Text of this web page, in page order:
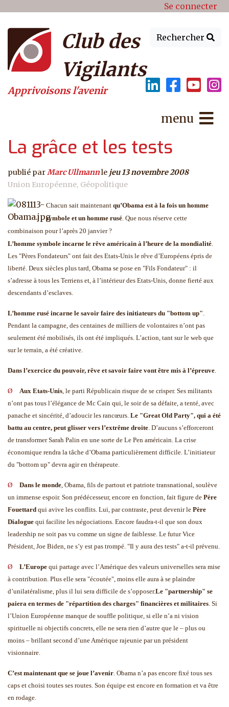
Menu du compte de Se connecter
Rechercher
Club des
Vigilants
Apprivoisons l'avenir
menu
La grâce et les tests
publié parMarc Ullmannle jeu 13 novembre 2008
Union Européenne Géopolitique
Chacun sait maintenant qu’Obama est à la fois un homme
symbole et un homme rusé. Que nous réserve cette
combinaison pour l’après 20 janvier ?
L’homme symbole incarne le rêve américain à l’heure de la mondialité.
Les "Pères Fondateurs" ont fait des Etats-Unis le rêve d’Européens épris de
liberté. Deux siècles plus tard, Obama se pose en "Fils Fondateur" : il
s’adresse à tous les Terriens et, à l’intérieur des Etats-Unis, donne fierté aux
descendants d’esclaves.
L’homme rusé incarne le savoir faire des initiateurs du "bottom up".
Pendant la campagne, des centaines de milliers de volontaires n’ont pas
seulement été mobilisés, ils ont été impliqués. L’action, tant sur le web que
sur le terrain, a été créative.
Dans l’exercice du pouvoir, rêve et savoir faire vont être mis à l’épreuve.
Ø Aux Etats-Unis, le parti Républicain risque de se crisper. Ses militants
n’ont pas tous l’élégance de Mc Cain qui, le soir de sa défaite, a tenté, avec
panache et sincérité, d’adoucir les rancœurs. Le "Great Old Party", qui a été
battu au centre, peut glisser vers l’extrême droite. D’aucuns s’efforceront
de transformer Sarah Palin en une sorte de Le Pen américain. La crise
économique rendra la tâche d’Obama particulièrement difficile. L’initiateur
du "bottom up" devra agir en thérapeute.
Ø Dans le monde, Obama, fils de partout et patriote transnational, soulève
un immense espoir. Son prédécesseur, encore en fonction, fait figure de Père
Fouettard qui avive les conflits. Lui, par contraste, peut devenir le Père
Dialogue qui facilite les négociations. Encore faudra-t-il que son doux
leadership ne soit pas vu comme un signe de faiblesse. Le futur Vice
Président, Joe Biden, ne s’y est pas trompé. "Il y aura des tests" a-t-il prévenu.
Ø L’Europe qui partage avec l’Amérique des valeurs universelles sera mise
à contribution. Plus elle sera "écoutée", moins elle aura à se plaindre
d’unilatéralisme, plus il lui sera difficile de s’opposer.Le "partnership" se
paiera en termes de "répartition des charges" financières et militaires. Si
l’Union Européenne manque de souffle politique, si elle n’a ni vision
spirituelle ni objectifs concrets, elle ne sera rien d’autre que le – plus ou
moins – brillant second d’une Amérique rajeunie par un président
visionnaire.
C’est maintenant que se joue l’avenir. Obama n’a pas encore fixé tous ses
caps et choisi toutes ses routes. Son équipe est encore en formation et va être
en rodage.